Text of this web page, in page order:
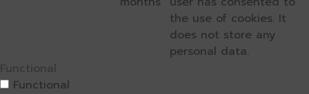
the use of cookies. It
does not store any
personal data.
Functional
Functional